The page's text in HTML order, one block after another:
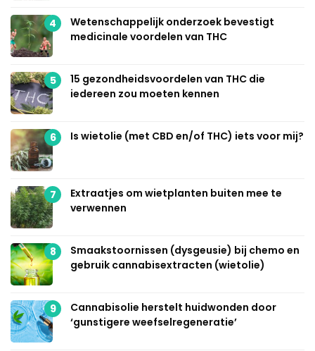
4
Wetenschappelijk onderzoek bevestigt
medicinale voordelen van THC
5
15 gezondheidsvoordelen van THC die
iedereen zou moeten kennen
6 Is wietolie (met CBD en/of THC) iets voor mij?
7
Extraatjes om wietplanten buiten mee te
verwennen
8
Smaakstoornissen (dysgeusie) bij chemo en
gebruik cannabisextracten (wietolie)
9
Cannabisolie herstelt huidwonden door
‘gunstigere weefselregeneratie’